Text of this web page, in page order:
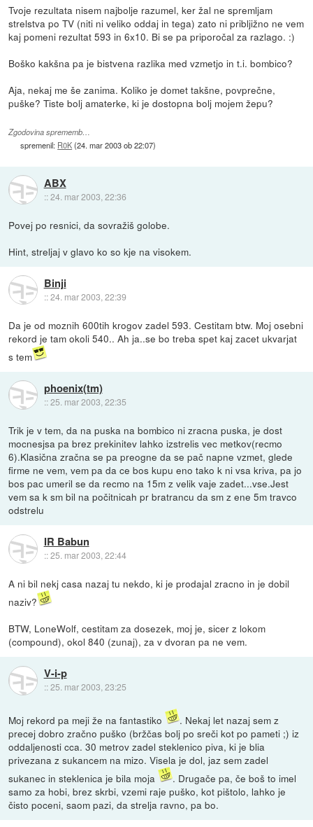
Tvoje rezultata nisem najbolje razumel, ker žal ne spremljam
strelstva po TV (niti ni veliko oddaj in tega) zato ni pribljižno ne vem
kaj pomeni rezultat 593 in 6x10. Bi se pa priporočal za razlago. :)
Boško kakšna pa je bistvena razlika med vzmetjo in t.i. bombico?
Aja, nekaj me še zanima. Koliko je domet takšne, povprečne,
puške? Tiste bolj amaterke, ki je dostopna bolj mojem žepu?
Zgodovina sprememb…
spremenil: R0K(24. mar 2003 ob 22:07)
ABX
::24. mar 2003, 22:36
Povej po resnici, da sovražiš golobe.
Hint, streljaj v glavo ko so kje na visokem.
Binji
::24. mar 2003, 22:39
Da je od moznih 600tih krogov zadel 593. Cestitam btw. Moj osebni
rekord je tam okoli 540.. Ah ja..se bo treba spet kaj zacet ukvarjat
s tem
phoenix(tm)
::25. mar 2003, 22:35
Trik je v tem, da na puska na bombico ni zracna puska, je dost
mocnesjsa pa brez prekinitev lahko izstrelis vec metkov(recmo
6).Klasična zračna se pa preogne da se pač napne vzmet, glede
firme ne vem, vem pa da ce bos kupu eno tako k ni vsa kriva, pa jo
bos pac umeril se da recmo na 15m z velik vaje zadet...vse.Jest
vem sa k sm bil na počitnicah pr bratrancu da sm z ene 5m travco
odstrelu
IR Babun
::25. mar 2003, 22:44
A ni bil nekj casa nazaj tu nekdo, ki je prodajal zracno in je dobil
naziv?
BTW, LoneWolf, cestitam za dosezek, moj je, sicer z lokom
(compound), okol 840 (zunaj), za v dvoran pa ne vem.
V-i-p
::25. mar 2003, 23:25
Moj rekord pa meji že na fantastiko
. Nekaj let nazaj sem z
precej dobro zračno puško (bržčas bolj po sreči kot po pameti ;) iz
oddaljenosti cca. 30 metrov zadel steklenico piva, ki je blia
privezana z sukancem na mizo. Visela je dol, jaz sem zadel
sukanec in steklenica je bila moja
. Drugače pa, če boš to imel
samo za hobi, brez skrbi, vzemi raje puško, kot pištolo, lahko je
čisto poceni, saom pazi, da strelja ravno, pa bo.